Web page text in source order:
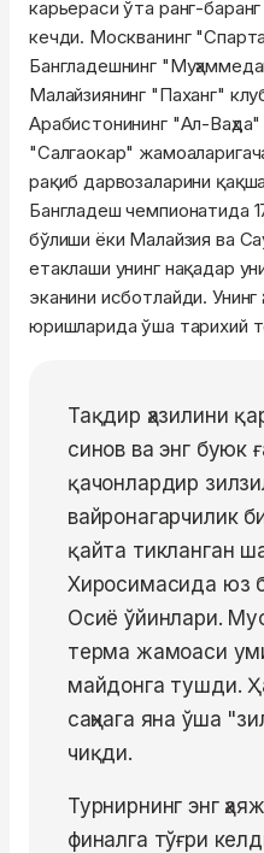
карьераси ўта ранг-
кечди. Москванинг
Бангладешнинг
Малайзиянинг "Паханг"
Арабистонининг "Ал-
"Салгаокар"
рақиб дарвозаларини
Бангладеш чемпионатида
бўлиши ёки Малайзия ва
етаклаши унинг нақадар
эканини исботлайди. Унинг
юришларида ўша тарихий
Тақдир ҳазилини
синов ва энг буюк
қачонлардир
вайронагарчилик
қайта тикланган
Хиросимасида юз
Осиё ўйинлари.
терма жамоаси
майдонга тушди.
саҳнага яна ўша
чиқди.
Турнирнинг энг
финалга тўғри